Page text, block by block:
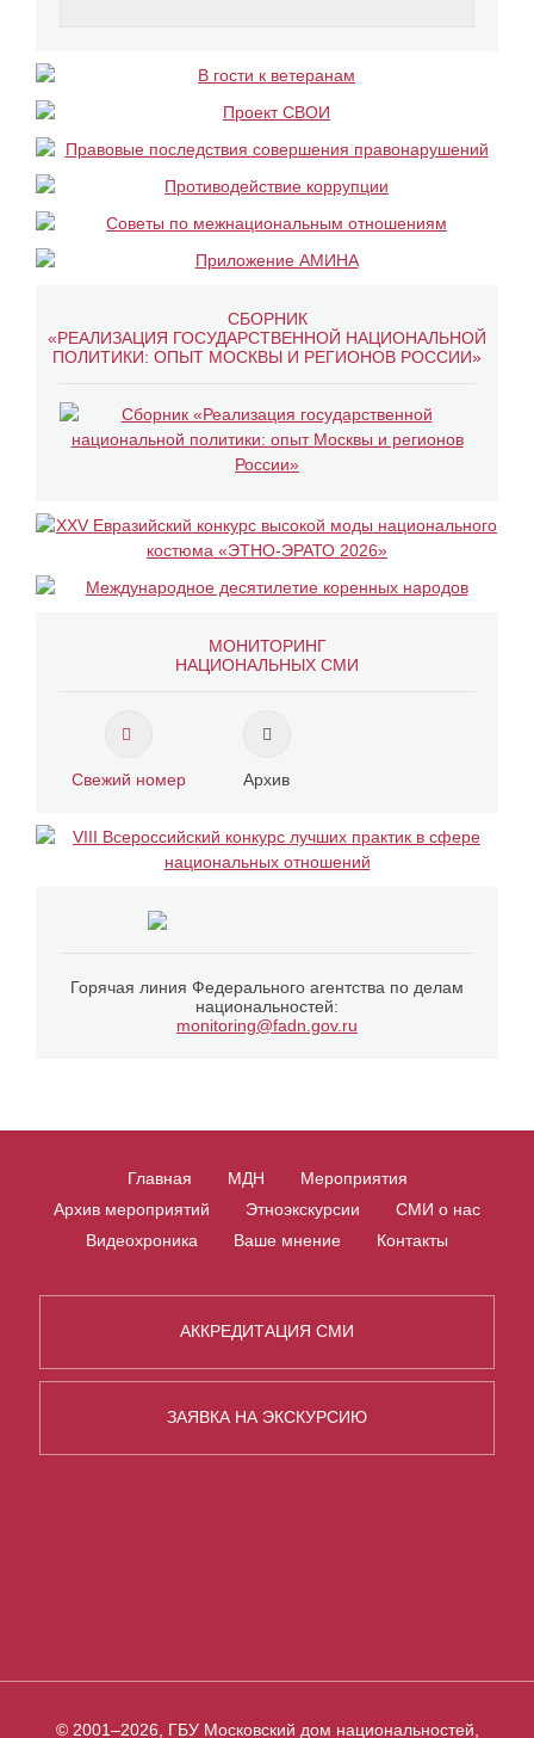
СБОРНИК
«РЕАЛИЗАЦИЯ ГОСУДАРСТВЕННОЙ НАЦИОНАЛЬНОЙ
ПОЛИТИКИ: ОПЫТ МОСКВЫ И РЕГИОНОВ РОССИИ»
МОНИТОРИНГ
НАЦИОНАЛЬНЫХ СМИ
Свежий номер Архив
Горячая линия Федерального агентства по делам
национальностей:
monitoring@fadn.gov.ru
Главная МДН
Мероприятия
Архив мероприятий
Этноэкскурсии
СМИ о нас
Видеохроника
Ваше мнение Контакты
АККРЕДИТАЦИЯ СМИ
ЗАЯВКА НА ЭКСКУРСИЮ
© 2001–2026, ГБУ Московский дом национальностей,